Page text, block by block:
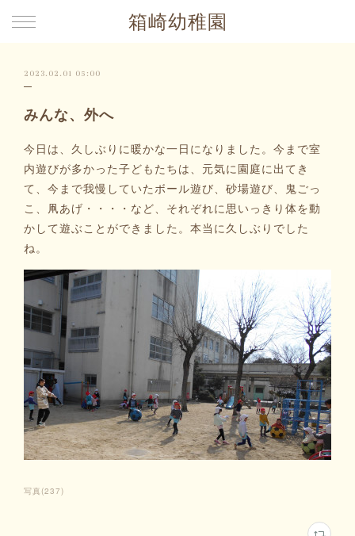
箱崎幼稚園
2023.02.01 05:00
みんな、外へ
今日は、久しぶりに暖かな一日になりました。今まで室
内遊びが多かった子どもたちは、元気に園庭に出てき
て、今まで我慢していたボール遊び、砂場遊び、鬼ごっ
こ、凧あげ・・・・など、それぞれに思いっきり体を動
かして遊ぶことができました。本当に久しぶりでした
ね。
写真 (237)